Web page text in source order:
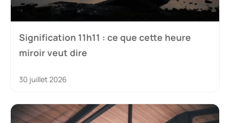
Signification 11h11 : ce que cette heure
miroir veut dire
30 juillet 2026